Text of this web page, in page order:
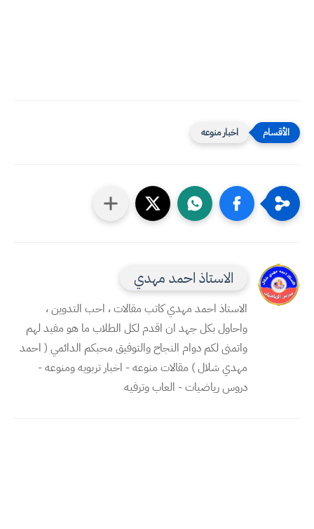
اخبار منوعه
الاستاذ احمد مهدي
الاستاذ احمد مهدي كاتب مقالات ، احب التدوين ،
واحاول بكل جهد ان اقدم لكل الطلاب ما هو مفيد لهم
واتمنى لكم دوام النجاح والتوفيق محبكم الدائمي ( احمد
مهدي شلال ) مقالات منوعه - اخبار تربويه ومنوعه -
دروس رياضيات - العاب وترفيه